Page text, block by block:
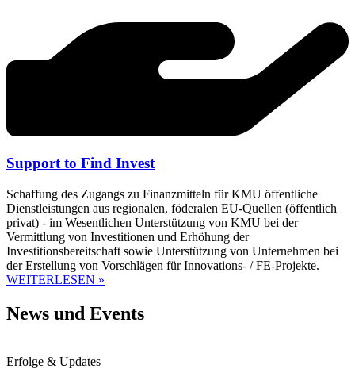
Support to Find Invest
Schaffung des Zugangs zu Finanzmitteln für KMU öffentliche
Dienstleistungen aus regionalen, föderalen EU-Quellen (öffentlich
privat) - im Wesentlichen Unterstützung von KMU bei der
Vermittlung von Investitionen und Erhöhung der
Investitionsbereitschaft sowie Unterstützung von Unternehmen bei
der Erstellung von Vorschlägen für Innovations- / FE-Projekte.
WEITERLESEN »
News und Events
Erfolge & Updates